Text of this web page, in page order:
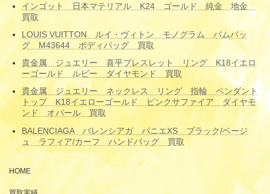
インゴット 日本マテリアル K24 ゴールド 純金 地金
買取
LOUIS VUITTON ルイ・ヴィトン モノグラム バムバッ
グ M43644 ボディバッグ 買取
貴金属 ジュエリー 喜平ブレスレット リング K18イエロ
ーゴールド ルビー ダイヤモンド 買取
貴金属 ジュエリー ネックレス リング 指輪 ペンダント
トップ K18イエローゴールド ピンクサファイア ダイヤモ
ンド オパール 買取
BALENCIAGA バレンシアガ パニエXS ブラック/ベージ
ュ ラフィア/カーフ ハンドバッグ 買取
HOME